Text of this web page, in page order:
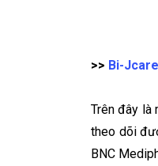
>> Bi-
Trên đây là
theo dõi
BNC